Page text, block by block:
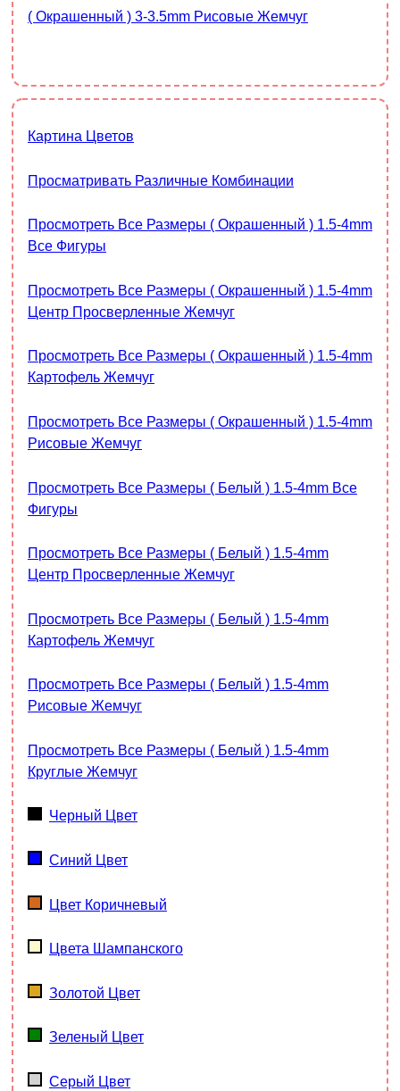
( Окрашенный ) 3-3.5mm Рисовые Жемчуг
Картина Цветов
Просматривать Различные Комбинации
Просмотреть Все Размеры ( Окрашенный ) 1.5-4mm
Все Фигуры
Просмотреть Все Размеры ( Окрашенный ) 1.5-4mm
Центр Просверленные Жемчуг
Просмотреть Все Размеры ( Окрашенный ) 1.5-4mm
Картофель Жемчуг
Просмотреть Все Размеры ( Окрашенный ) 1.5-4mm
Рисовые Жемчуг
Просмотреть Все Размеры ( Белый ) 1.5-4mm Все
Фигуры
Просмотреть Все Размеры ( Белый ) 1.5-4mm
Центр Просверленные Жемчуг
Просмотреть Все Размеры ( Белый ) 1.5-4mm
Картофель Жемчуг
Просмотреть Все Размеры ( Белый ) 1.5-4mm
Рисовые Жемчуг
Просмотреть Все Размеры ( Белый ) 1.5-4mm
Круглые Жемчуг
Черный Цвет
Синий Цвет
Цвет Коричневый
Цвета Шампанского
Золотой Цвет
Зеленый Цвет
Серый Цвет